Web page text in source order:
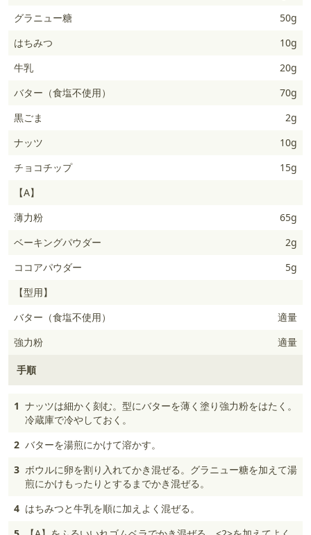
グラニュー糖
50g
はちみつ
10g
牛乳
20g
バター（食塩不使用）
70g
黒ごま
2g
ナッツ
10g
チョコチップ
15g
【A】
薄力粉
65g
ベーキングパウダー
2g
ココアパウダー
5g
【型用】
バター（食塩不使用）
適量
強力粉
適量
手順
1 ナッツは細かく刻む。型にバターを薄く塗り強力粉をはたく。
冷蔵庫で冷やしておく。
2 バターを湯煎にかけて溶かす。
3 ボウルに卵を割り入れてかき混ぜる。グラニュー糖を加えて湯
煎にかけもったりとするまでかき混ぜる。
4 はちみつと牛乳を順に加えよく混ぜる。